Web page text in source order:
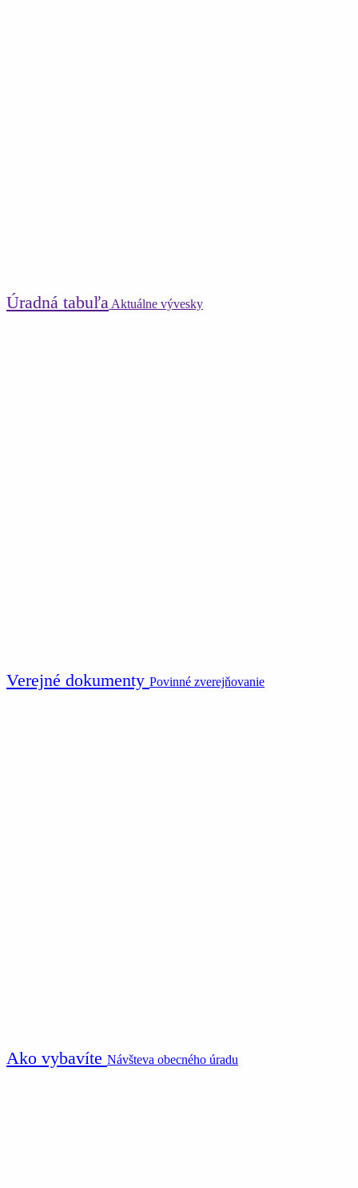
Úradná tabuľa Aktuálne vývesky
Verejné dokumenty Povinné zverejňovanie
Ako vybavíte Návšteva obecného úradu